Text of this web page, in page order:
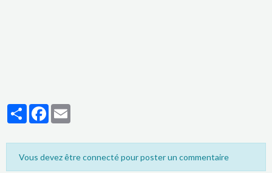
PartagerFacebook
Vous devez être connecté pour poster un commentaire